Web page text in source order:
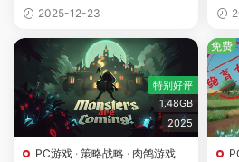
2025-12-23
特别好评
1.48GB
2025
PC游戏 · 策略战略 · 肉鸽游戏
免费